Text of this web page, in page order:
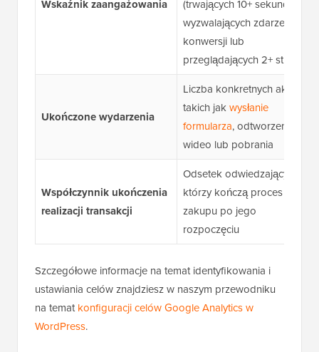
Wskaźnik zaangażowania
(trwających 10+ sekund,
wyzwalających zdarzenie
konwersji lub
przeglądających 2+ strony)
Ukończone wydarzenia
Liczba konkretnych akcji,
takich jakwysłanie
formularza, odtworzenia
wideo lub pobrania
Współczynnik ukończenia
realizacji transakcji
Odsetek odwiedzających,
którzy kończą proces
zakupu po jego
rozpoczęciu
Szczegółowe informacje na temat identyfikowania i
ustawiania celów znajdziesz w naszym przewodniku
na tematkonfiguracji celów Google Analytics w
WordPress.